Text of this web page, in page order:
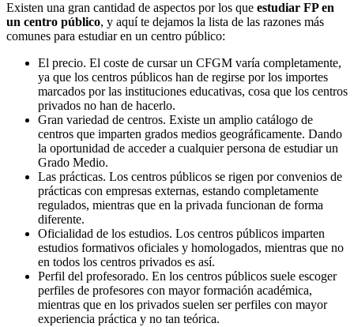
Existen una gran cantidad de aspectos por los que estudiar FP en
un centro público, y aquí te dejamos la lista de las razones más
comunes para estudiar en un centro público:
El precio. El coste de cursar un CFGM varía completamente,
ya que los centros públicos han de regirse por los importes
marcados por las instituciones educativas, cosa que los centros
privados no han de hacerlo.
Gran variedad de centros. Existe un amplio catálogo de
centros que imparten grados medios geográficamente. Dando
la oportunidad de acceder a cualquier persona de estudiar un
Grado Medio.
Las prácticas. Los centros públicos se rigen por convenios de
prácticas con empresas externas, estando completamente
regulados, mientras que en la privada funcionan de forma
diferente.
Oficialidad de los estudios. Los centros públicos imparten
estudios formativos oficiales y homologados, mientras que no
en todos los centros privados es así.
Perfil del profesorado. En los centros públicos suele escoger
perfiles de profesores con mayor formación académica,
mientras que en los privados suelen ser perfiles con mayor
experiencia práctica y no tan teórica.